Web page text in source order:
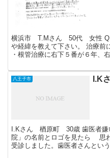
横浜市 T.Mさん 50代 女性 Q:
や経緯を教えて下さい。 治療前
・根管治療に右下５番が６年、
八王子市 I.K
I.Kさん 楢原町 30歳 歯医者嫌
院」の名前とロゴを見たら 思
受診しました。歯医者さんと